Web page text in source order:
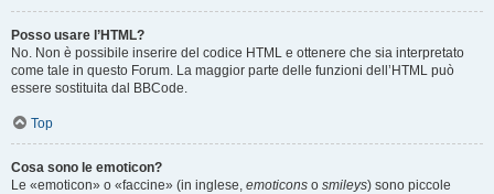
Posso usare l’HTML?
No. Non è possibile inserire del codice HTML e ottenere che sia interpretato
come tale in questo Forum. La maggior parte delle funzioni dell’HTML può
essere sostituita dal BBCode.
Top
Cosa sono le emoticon?
Le «emoticon» o «faccine» (in inglese, emoticons o smileys) sono piccole